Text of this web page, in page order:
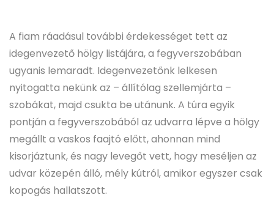
A fiam ráadásul további érdekességet tett az
idegenvezető hölgy listájára, a fegyverszobában
ugyanis lemaradt. Idegenvezetőnk lelkesen
nyitogatta nekünk az – állítólag szellemjárta –
szobákat, majd csukta be utánunk. A túra egyik
pontján a fegyverszobából az udvarra lépve a hölgy
megállt a vaskos faajtó előtt, ahonnan mind
kisorjáztunk, és nagy levegőt vett, hogy meséljen az
udvar közepén álló, mély kútról, amikor egyszer csak
kopogás hallatszott.